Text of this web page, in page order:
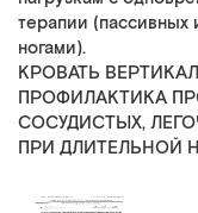
терапии
ногами).
КРОВАТЬ
ПРОФИЛАКТИКА
СОСУДИСТЫХ,
ПРИ ДЛИТЕЛЬНОЙ